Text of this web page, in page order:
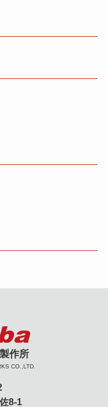
作所
CO.,LTD.
8-1